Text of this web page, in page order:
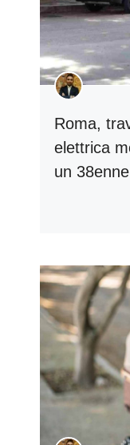
Roma,
elettrica
un 38enne